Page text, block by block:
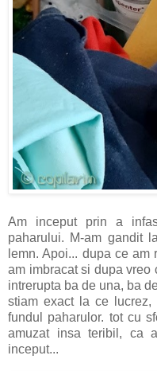
Am inceput prin a
paharului. M-am gandit
lemn. Apoi... dupa ce
am imbracat si dupa vreo
intrerupta ba de una, ba
stiam exact la ce lucrez,
fundul paharulor. tot cu
amuzat insa teribil, ca
inceput...